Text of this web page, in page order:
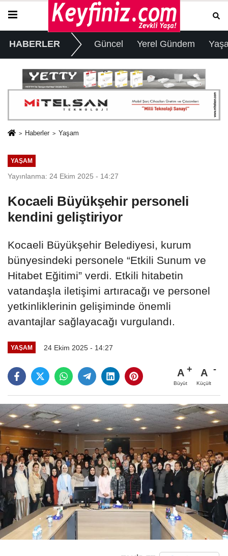
HABERLER Güncel Yerel Gündem
Haberler Yaşam
YAŞAM
Yayınlanma: 24 Ekim 2025 - 14:27
Kocaeli Büyükşehir personeli
kendini geliştiriyor
Kocaeli Büyükşehir Belediyesi, kurum
bünyesindeki personele “Etkili Sunum ve
Hitabet Eğitimi” verdi. Etkili hitabetin
vatandaşla iletişimi artıracağı ve personel
yetkinliklerinin gelişiminde önemli
avantajlar sağlayacağı vurgulandı.
YAŞAM 24 Ekim 2025 - 14:27
A
Büyüt
A
Küçült